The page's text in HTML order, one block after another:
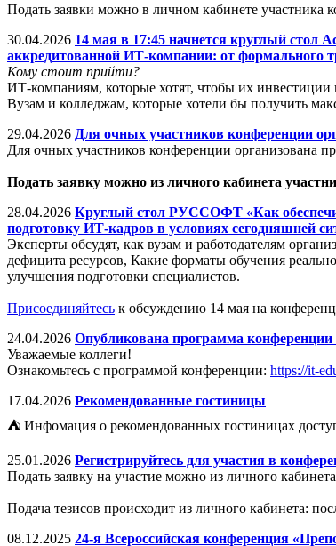
Подать заявки можно в личном кабинете участника
30.04.2026 14 мая в 17:45 начнется круглый стол
аккредитованной ИТ-компании: от формального
Кому стоит прийти?
ИТ-компаниям, которые хотят, чтобы их инвестиции
Вузам и колледжам, которые хотели бы получить
29.04.2026 Для очных участников конференции
Для очных участников конференции организована
Подать заявку можно из личного кабинета
28.04.2026 Круглый стол РУССОФТ «Как
подготовку ИТ-кадров в условиях сегодняшней
Эксперты обсудят, как вузам и работодателям
дефицита ресурсов, Какие форматы обучения
улучшения подготовки специалистов.
Присоединяйтесь к обсуждению 14 мая на
24.04.2026 Опубликована программа конференции
Уважаемые коллеги!
Ознакомьтесь с программой конференции: https://it-
17.04.2026 Рекомендованные гостиницы
⛺ Инфомация о рекомендованных гостиницах
25.01.2026 Регистрируйтесь для участия в
Подать заявку на участие можно из личного кабинета
Подача тезисов происходит из личного кабинета:
08.12.2025 24-я Всероссийская конференция